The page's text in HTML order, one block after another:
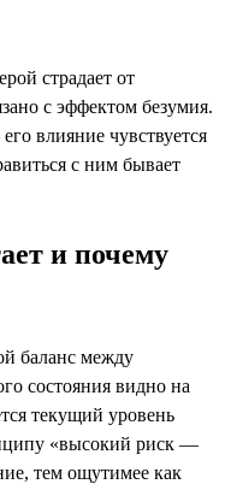
страдает от
с эффектом безумия.
влияние чувствуется
с ним бывает
и почему
баланс между
состояния видно на
текущий уровень
«высокий риск —
тем ощутимее как